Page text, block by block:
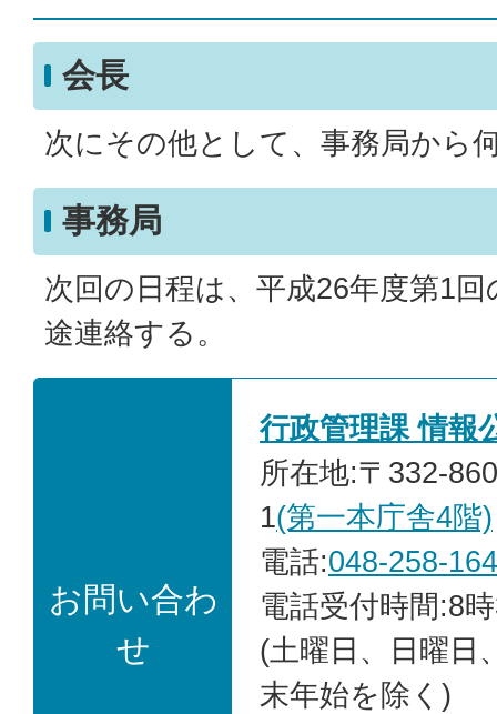
会長
次にその他として、事務局から
事務局
次回の日程は、平成26年度第1
途連絡する。
お問い合わ
せ
行政管理課 情報
所在地:〒332-
1(第一本庁舎4階)
電話:048-258-
電話受付時間:8
(土曜日、日曜日
末年始を除く)